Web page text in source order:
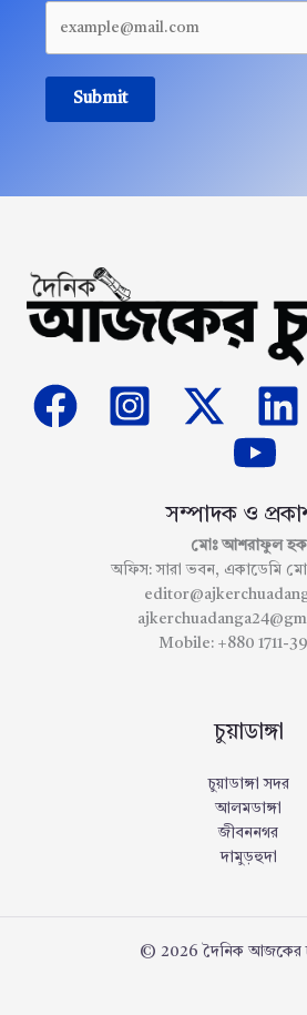
Submit
সম্পাদক ও
মোঃ আশরাফুল হক
অফিস: সারা ভবন, একাডেমি
Mobile: +880 1711-
চুয়াডাঙ্গা
চুয়াডাঙ্গা সদর
আলমডাঙ্গা
জীবননগর
দামুড়হুদা
© 2026 দৈনিক আজকের